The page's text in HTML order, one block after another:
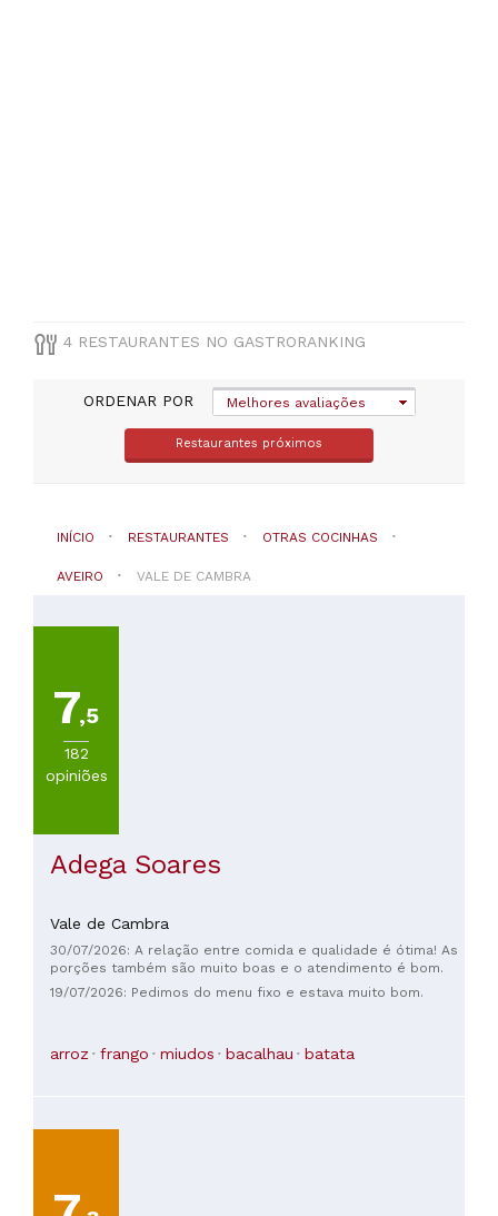
4 RESTAURANTES NO GASTRORANKING
ORDENAR POR Melhores avaliações
Restaurantes próximos
INÍCIO RESTAURANTES OTRAS COCINHAS
AVEIRO VALE DE CAMBRA
7,5
182
opiniões
Adega Soares
Vale de Cambra
30/07/2026: A relação entre comida e qualidade é ótima! As
porções também são muito boas e o atendimento é bom.
19/07/2026: Pedimos do menu fixo e estava muito bom.
arroz frango miudos bacalhau batata